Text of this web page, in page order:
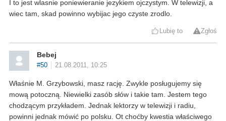
I to jest wlasnie poniewieranie jezykiem ojczystym. W telewizji, a
wiec tam, skad powinno wybijac jego czyste zrodlo.
Lubię to Zgłoś
Bebej
#50 21.08.2011, 10:25
Właśnie M. Grzybowski, masz rację. Zwykle posługujemy się
mową potoczną. Niewielki zasób słów i takie tam. Jestem tego
chodzącym przykładem. Jednak lektorzy w telewizji i radiu,
powinni jednak mówić po polsku. Ot choćby kwestia właściwego